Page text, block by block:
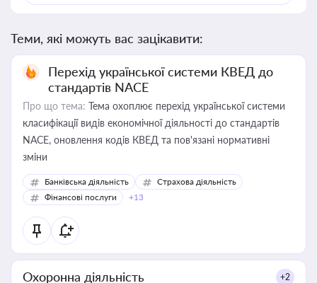
Теми, які можуть вас зацікавити:
Перехід української системи КВЕД до
стандартів NACE
Про що тема: Тема охоплює перехід української системи
класифікації видів економічної діяльності до стандартів
NACE, оновлення кодів КВЕД та пов'язані нормативні
зміни
Банківська діяльність
Страхова діяльність
Фінансові послуги
+13
Охоронна діяльність +2